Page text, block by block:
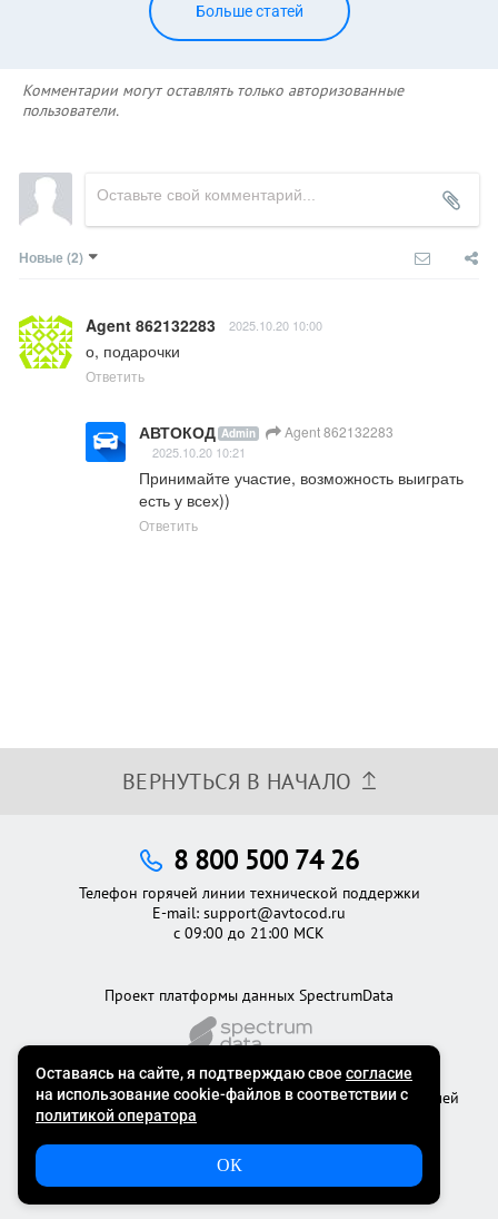
Больше статей
Комментарии могут оставлять только авторизованные
пользователи.
Новые (2)
Agent 862132283 2025.10.20 10:00
о, подарочки
Ответить
АВТОКОД Admin Agent 862132283
2025.10.20 10:21
Принимайте участие, возможность выиграть
есть у всех))
Ответить
ВЕРНУТЬСЯ В НАЧАЛО
©2012 - 2026Официальный сервис проверки автомобилей
Проект платформы данных SpectrumData
8 800 500 74 26
Телефон горячей линии технической поддержки
E-mail: support@avtocod.ru
с 09:00 до 21:00 МСК